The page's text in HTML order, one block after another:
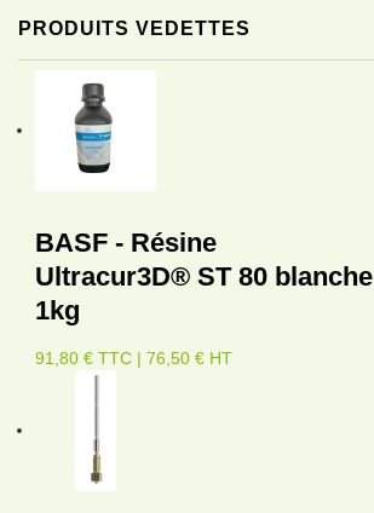
PRODUITS VEDETTES
BASF - Résine
Ultracur3D® ST 80 blanche
1kg
91,80 € TTC | 76,50 € HT